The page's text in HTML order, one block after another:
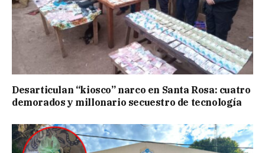
Desarticulan “kiosco” narco en Santa Rosa: cuatro
demorados y millonario secuestro de tecnología